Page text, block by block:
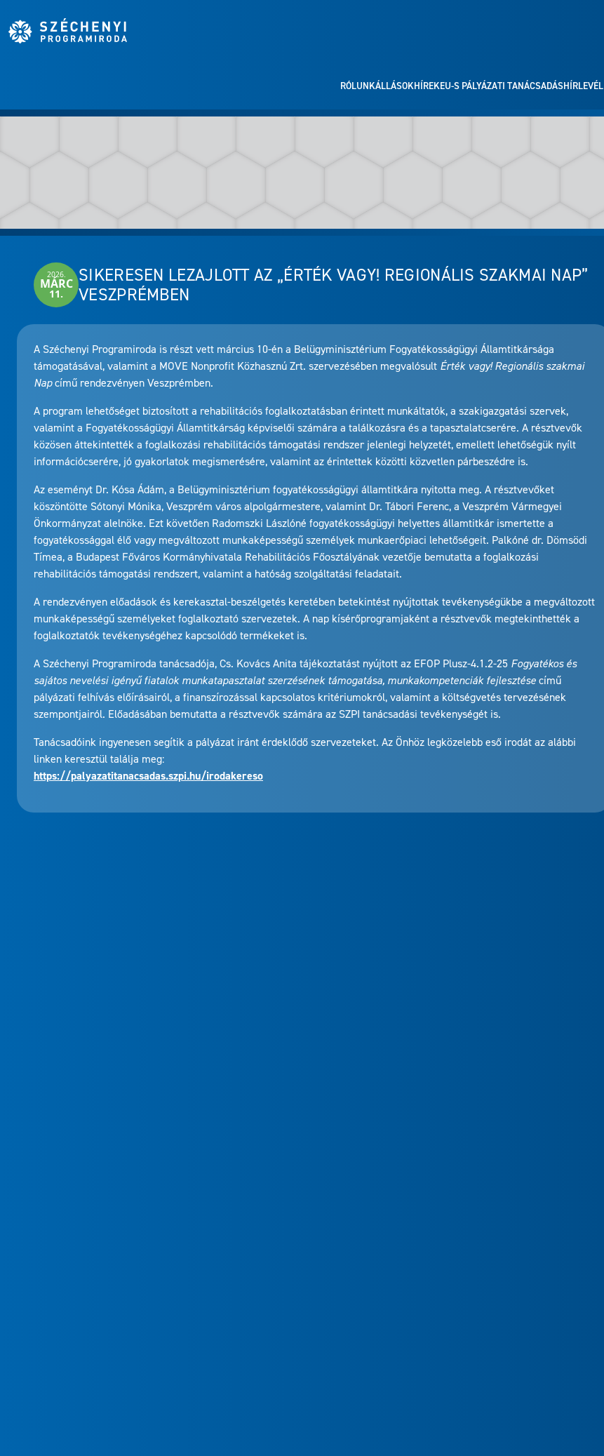
RÓLUNKÁLLÁSOKHÍREKEU-S PÁLYÁZATI TANÁCSADÁSHÍRLEVÉL
2026.
MÁRC
11.
SIKERESEN LEZAJLOTT AZ „ÉRTÉK VAGY! REGIONÁLIS SZAKMAI NAP”
VESZPRÉMBEN
A Széchenyi Programiroda is részt vett március 10-én a Belügyminisztérium Fogyatékosságügyi Államtitkársága
támogatásával, valamint a MOVE Nonprofit Közhasznú Zrt. szervezésében megvalósult Érték vagy! Regionális szakmai
Napcímű rendezvényen Veszprémben.
A program lehetőséget biztosított a rehabilitációs foglalkoztatásban érintett munkáltatók, a szakigazgatási szervek,
valamint a Fogyatékosságügyi Államtitkárság képviselői számára a találkozásra és a tapasztalatcserére. A résztvevők
közösen áttekintették a foglalkozási rehabilitációs támogatási rendszer jelenlegi helyzetét, emellett lehetőségük nyílt
információcserére, jó gyakorlatok megismerésére, valamint az érintettek közötti közvetlen párbeszédre is.
Az eseményt Dr. Kósa Ádám, a Belügyminisztérium fogyatékosságügyi államtitkára nyitotta meg. A résztvevőket
köszöntötte Sótonyi Mónika, Veszprém város alpolgármestere, valamint Dr. Tábori Ferenc, a Veszprém Vármegyei
Önkormányzat alelnöke. Ezt követően Radomszki Lászlóné fogyatékosságügyi helyettes államtitkár ismertette a
fogyatékossággal élő vagy megváltozott munkaképességű személyek munkaerőpiaci lehetőségeit. Palkóné dr. Dömsödi
Tímea, a Budapest Főváros Kormányhivatala Rehabilitációs Főosztályának vezetője bemutatta a foglalkozási
rehabilitációs támogatási rendszert, valamint a hatóság szolgáltatási feladatait.
A rendezvényen előadások és kerekasztal-beszélgetés keretében betekintést nyújtottak tevékenységükbe a megváltozott
munkaképességű személyeket foglalkoztató szervezetek. A nap kísérőprogramjaként a résztvevők megtekinthették a
foglalkoztatók tevékenységéhez kapcsolódó termékeket is.
A Széchenyi Programiroda tanácsadója, Cs. Kovács Anita tájékoztatást nyújtott az EFOP Plusz-4.1.2-25 Fogyatékos és
sajátos nevelési igényű fiatalok munkatapasztalat szerzésének támogatása, munkakompetenciák fejlesztésecímű
pályázati felhívás előírásairól, a finanszírozással kapcsolatos kritériumokról, valamint a költségvetés tervezésének
szempontjairól. Előadásában bemutatta a résztvevők számára az SZPI tanácsadási tevékenységét is.
Tanácsadóink ingyenesen segítik a pályázat iránt érdeklődő szervezeteket. Az Önhöz legközelebb eső irodát az alábbi
linken keresztül találja meg:
https://palyazatitanacsadas.szpi.hu/irodakereso